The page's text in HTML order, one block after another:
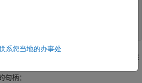
另一个例子是搜索句柄的情形。例如，假设
句柄：
系您当地的办事处